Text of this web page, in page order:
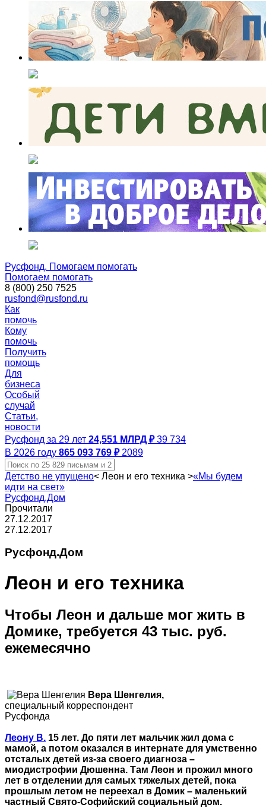
Русфонд. Помогаем помогать
Помогаем помогать
8 (800) 250 7525
rusfond@rusfond.ru
Как
помочь
Кому
помочь
Получить
помощь
Для
бизнеса
Особый
случай
Статьи,
новости
Русфонд за 29 лет 24,551 МЛРД ₽ 39 734
В 2026 году 865 093 769 ₽ 2089
Детство не упущено< Леон и его техника >«Мы будем
идти на свет»
Русфонд.Дом
Прочитали
27.12.2017
27.12.2017
Русфонд.Дом
Леон и его техника
Чтобы Леон и дальше мог жить в
Домике, требуется 43 тыс. руб.
ежемесячно
Вера Шенгелия,
специальный корреспондент
Русфонда
Леону В. 15 лет. До пяти лет мальчик жил дома с
мамой, а потом оказался в интернате для умственно
отсталых детей из-за своего диагноза –
миодистрофии Дюшенна. Там Леон и прожил много
лет в отделении для самых тяжелых детей, пока
прошлым летом не переехал в Домик – маленький
частный Свято-Софийский социальный дом.